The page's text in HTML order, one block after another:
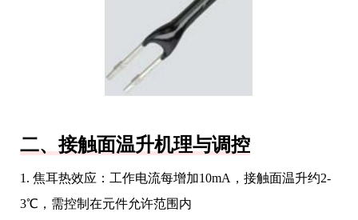
二、接触面温升机理与调控
1. 焦耳热效应：工作电流每增加10mA，接触面温升约2-
3℃，需控制在元件允许范围内